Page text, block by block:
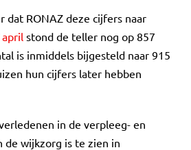
dat RONAZ deze cijfers naar
aprilstond de teller nog op 857
is inmiddels bijgesteld naar 915
hun cijfers later hebben
in de verpleeg- en
de wijkzorg is te zien in